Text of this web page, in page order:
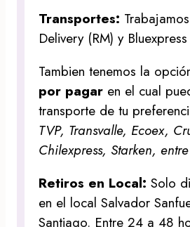
Transportes:
Delivery (RM) y
Tambien tenemos la
por pagar en el cual
transporte de tu
TVP, Transvalle, Ecoex,
Chilexpress, Starken,
Retiros en Local:Solo
en el local Salvador
Santiago. Entre 24 a 48